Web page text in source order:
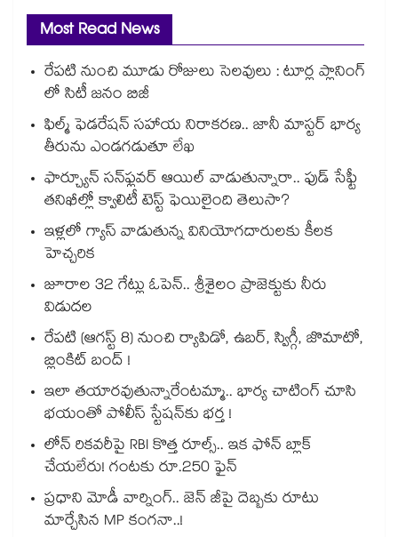
Most Read News
రేపటి నుంచి మూడు రోజులు సెలవులు : టూర్ల ప్లానింగ్
లో సిటీ జనం బిజీ
ఫిల్మ్ ఫెడరేషన్ సహాయ నిరాకరణ.. జానీ మాస్టర్ భార్య
తీరును ఎండగడుతూ లేఖ
ఫార్చ్యూన్ సన్‌ఫ్లవర్ ఆయిల్ వాడుతున్నారా.. ఫుడ్ సేఫ్టీ
తనిఖీల్లో క్వాలిటీ టెస్ట్ ఫెయిలైంది తెలుసా?
ఇళ్లలో గ్యాస్ వాడుతున్న వినియోగదారులకు కీలక
హెచ్చరిక
జూరాల 32 గేట్లు ఓపెన్.. శ్రీశైలం ప్రాజెక్టుకు నీరు
విడుదల
రేపటి (ఆగస్ట్ 8) నుంచి ర్యాపిడో, ఉబర్, స్విగ్గీ, జొమాటో,
బ్లింకిట్ బంద్ !
ఇలా తయారవుతున్నారేంటమ్మా.. భార్య చాటింగ్ చూసి
భయంతో పోలీస్ స్టేషన్⁫కు భర్త !
లోన్ రికవరీపై RBI కొత్త రూల్స్.. ఇక ఫోన్ బ్లాక్
చేయలేరు! గంటకు రూ.250 ఫైన్
ప్రధాని మోడీ వార్నింగ్.. జెన్ జీపై దెబ్బకు రూటు
మార్చేసిన MP కంగనా..!